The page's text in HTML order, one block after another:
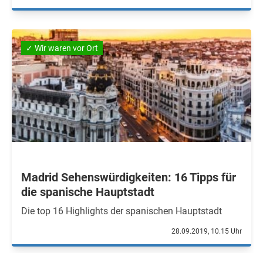
✓ Wir waren vor Ort
Madrid Sehenswürdigkeiten: 16 Tipps für
die spanische Hauptstadt
Die top 16 Highlights der spanischen Hauptstadt
28.09.2019, 10.15 Uhr